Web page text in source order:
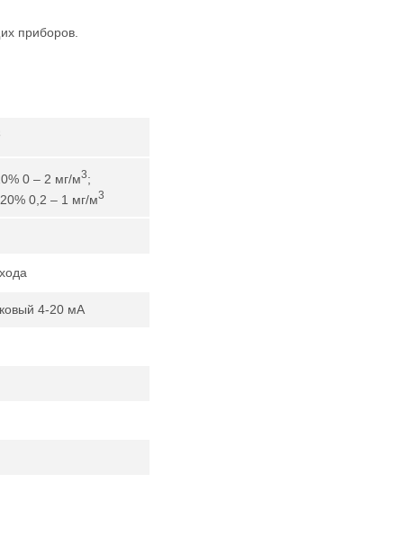
приборов.
0 – 2 мг/м3;
0,2 – 1 мг/м3
4-20 мА